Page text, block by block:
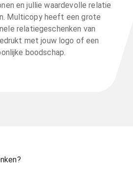
en jullie waardevolle relatie
Multicopy heeft een grote
relatiegeschenken van
met jouw logo of een
boodschap.